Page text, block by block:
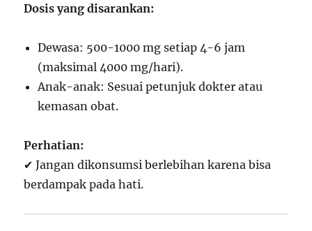
Dosis yang disarankan:
Dewasa: 500-1000 mg setiap 4-6 jam
(maksimal 4000 mg/hari).
Anak-anak: Sesuai petunjuk dokter atau
kemasan obat.
Perhatian:
✔ Jangan dikonsumsi berlebihan karena bisa
berdampak pada hati.